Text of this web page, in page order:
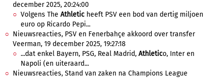
december 2025, 20:24:00
Volgens The Athletic heeft PSV een bod van dertig miljoen
euro op Ricardo Pepi...
Nieuwsreacties, PSV en Fenerbahçe akkoord over transfer
Veerman, 19 december 2025, 19:27:18
...dat enkel Bayern, PSG, Real Madrid, Athletico, Inter en
Napoli (en uiteraard...
Nieuwsreacties, Stand van zaken na Champions League